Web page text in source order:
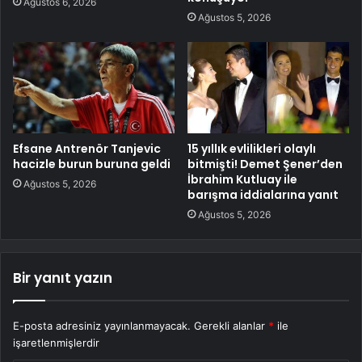
Ağustos 5, 2026
Efsane Antrenör Tanjevic
hacizle burun buruna geldi
Ağustos 5, 2026
15 yıllık evlilikleri olaylı
bitmişti! Demet Şener’den
İbrahim Kutluay ile
barışma iddialarına yanıt
Ağustos 5, 2026
Bir yanıt yazın
E-posta adresiniz yayınlanmayacak. Gerekli alanlar * ile
işaretlenmişlerdir